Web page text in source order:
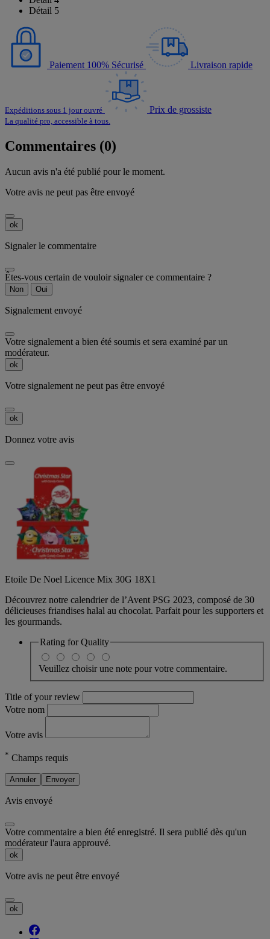
Détail 5
Paiement 100% Sécurisé Livraison rapide
Expéditions sous 1 jour ouvré Prix de grossiste
La qualité pro, accessible à tous.
Commentaires (0)
Aucun avis n'a été publié pour le moment.
Votre avis ne peut pas être envoyé
ok
Signaler le commentaire
Êtes-vous certain de vouloir signaler ce commentaire ?
Non Oui
Signalement envoyé
Votre signalement a bien été soumis et sera examiné par un
modérateur.
ok
Votre signalement ne peut pas être envoyé
ok
Donnez votre avis
Etoile De Noel Licence Mix 30G 18X1
Découvrez notre calendrier de l’Avent PSG 2023, composé de 30
délicieuses friandises halal au chocolat. Parfait pour les supporters et
les gourmands.
Rating forQuality
Veuillez choisir une note pour votre commentaire.
Title of your review
Votre nom
Votre avis
* Champs requis
Annuler Envoyer
Avis envoyé
Votre commentaire a bien été enregistré. Il sera publié dès qu'un
modérateur l'aura approuvé.
ok
Votre avis ne peut être envoyé
ok